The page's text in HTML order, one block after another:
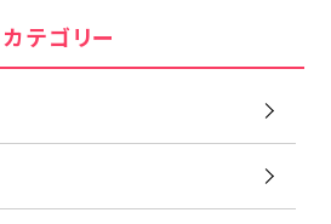
カテゴリー